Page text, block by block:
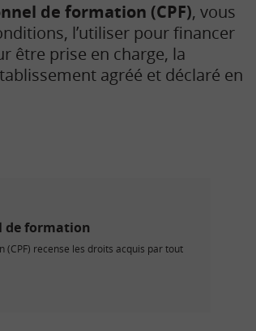
de formation (CPF), vous
l’utiliser pour financer
être prise en charge, la
agréé et déclaré en
de formation
(CPF) recense les droits acquis par tout